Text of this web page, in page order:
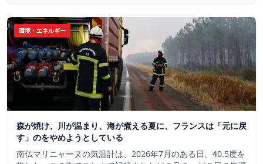
環境・エネルギー
森が焼け、川が温まり、海が煮える夏に、フランスは「元に戻
す」のをやめようとしている
南仏マリニャーヌの気温計は、2026年7月のある日、40.5度を